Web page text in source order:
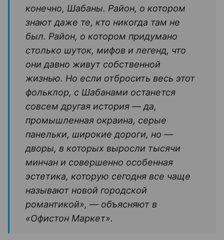
конечно, Шабаны. Район, о котором
знают даже те, кто никогда там не
был. Район, о котором придумано
столько шуток, мифов и легенд, что
они давно живут собственной
жизнью. Но если отбросить весь этот
фольклор, с Шабанами останется
совсем другая история — да,
промышленная окраина, серые
панельки, широкие дороги, но —
дворы, в которых выросли тысячи
минчан и совершенно особенная
эстетика, которую сегодня все чаще
называют новой городской
романтикой», — объясняют в
«Офистон Маркет».